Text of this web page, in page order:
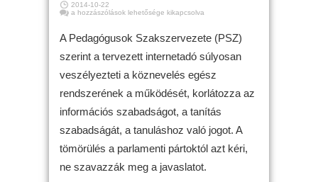
2014-10-22
Internetadó
Pedagógusok
Szakszervezete
leghatározottabban
az
internetadó
miatt
bejegyzéshez
a hozzászólások lehetősége kikapcsolva
A Pedagógusok Szakszervezete (PSZ)
szerint a tervezett internetadó súlyosan
veszélyezteti a köznevelés egész
rendszerének a működését, korlátozza az
információs szabadságot, a tanítás
szabadságát, a tanuláshoz való jogot. A
tömörülés a parlamenti pártoktól azt kéri,
ne szavazzák meg a javaslatot.